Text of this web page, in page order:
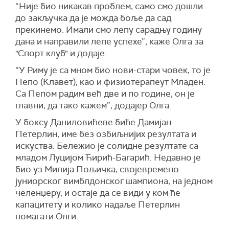
“Није био никакав проблем, само смо дошли
до закључка да је можда боље да сад
прекинемо. Имали смо лепу сарадњу годину
дана и направили лепе успехе”, каже Олга за
"Спорт клуб" и додаје:
“У Риму је са мном био нови-стари човек, то је
Пепо (Клавет), као и физиотерапеут Младен.
Са Пепом радим већ две и по године, он је
главни, да тако кажем”, додајер Олга.
У боксу Даниловићеве биће Дамијан
Петерлин, име без озбиљнијих резултата и
искуства. Бележио је солидне резултате са
младом Луцијом Ћирић-Багарић. Недавно је
био уз Милија Пољичка, својевремено
јуниорског вимблдонског шампиона, на једном
челенџеру, и остаје да се види у ком ће
капацитету и колико надаље Петерлин
помагати Олги.